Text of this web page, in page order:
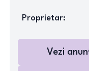
Proprietar:
Vezi